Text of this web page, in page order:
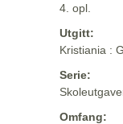
4. opl.
Utgitt:
Kristiania :
Serie:
Omfang: